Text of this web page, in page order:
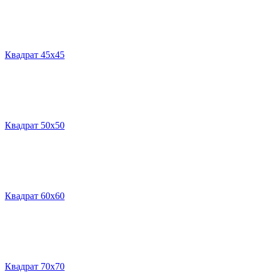
Квадрат 45х45
Квадрат 50х50
Квадрат 60х60
Квадрат 70х70